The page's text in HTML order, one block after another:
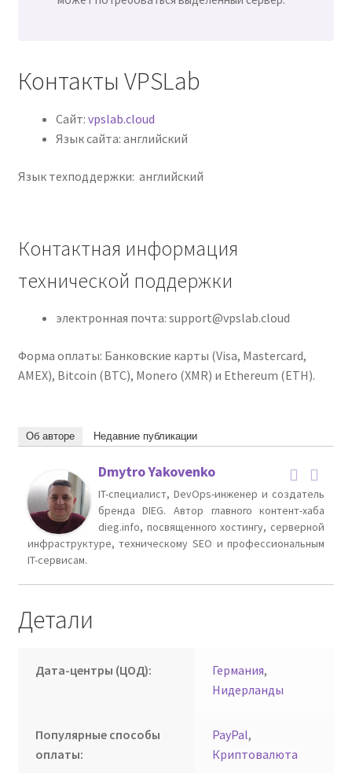
Контакты VPSLab
Сайт: vpslab.cloud
Язык сайта: английский
Язык техподдержки: английский
Контактная информация
технической поддержки
электронная почта: support@vpslab.cloud
Форма оплаты: Банковские карты (Visa, Mastercard,
AMEX), Bitcoin (BTC), Monero (XMR) и Ethereum (ETH).
Об авторе Недавние публикации
Dmytro Yakovenko
IT-специалист, DevOps-инженер и создатель
бренда DIEG. Автор главного контент-хаба
dieg.info, посвященного хостингу, серверной
инфраструктуре, техническому SEO и профессиональным
IT-сервисам.
Детали
Дата-центры (ЦОД): Германия,
Нидерланды
Популярные способы
оплаты:
PayPal,
Криптовалюта